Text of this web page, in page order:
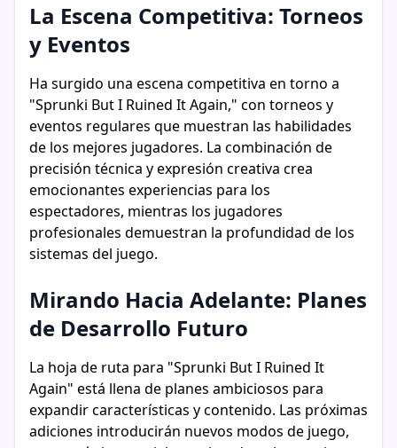
La Escena Competitiva: Torneos
y Eventos
Ha surgido una escena competitiva en torno a
"Sprunki But I Ruined It Again," con torneos y
eventos regulares que muestran las habilidades
de los mejores jugadores. La combinación de
precisión técnica y expresión creativa crea
emocionantes experiencias para los
espectadores, mientras los jugadores
profesionales demuestran la profundidad de los
sistemas del juego.
Mirando Hacia Adelante: Planes
de Desarrollo Futuro
La hoja de ruta para "Sprunki But I Ruined It
Again" está llena de planes ambiciosos para
expandir características y contenido. Las próximas
adiciones introducirán nuevos modos de juego,